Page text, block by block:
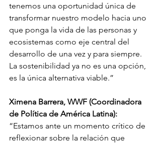
tenemos una oportunidad única de
transformar nuestro modelo hacia uno
que ponga la vida de las personas y
ecosistemas como eje central del
desarrollo de una vez y para siempre.
La sostenibilidad ya no es una opción,
es la única alternativa viable.”
Ximena Barrera, WWF (Coordinadora
de Política de América Latina):
“Estamos ante un momento crítico de
reflexionar sobre la relación que